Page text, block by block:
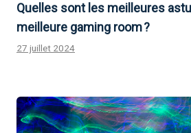
Quelles sont les meilleures
meilleure gaming room ?
27 juillet 2024